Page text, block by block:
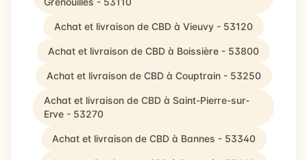
Achat et livraison de CBD à Vieuvy - 53120
Achat et livraison de CBD à Boissière - 53800
Achat et livraison de CBD à Couptrain - 53250
Achat et livraison de CBD à Saint-Pierre-sur-
Erve - 53270
Achat et livraison de CBD à Bannes - 53340